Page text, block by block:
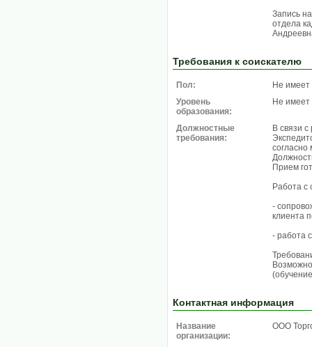
Запись
отдела
Требования к соискателю
Пол:
Не имеет
Уровень
образования:
Не имеет
Должностные
требования:
В связи
согласно
Прием
Работа с
-
клиента
- работа
Контактная информация
Название
организации:
ООО